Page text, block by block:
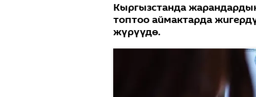
Кыргызстанда
топтоо аймактарда
жүрүүдө.